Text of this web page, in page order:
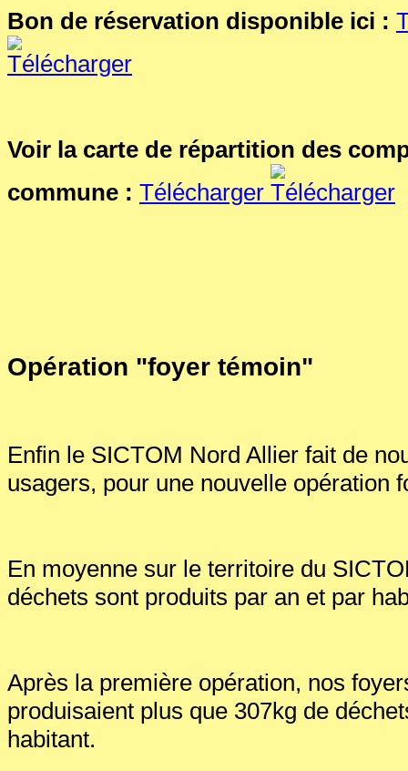
Bon de réservation disponible ici :
Voir la carte de répartition des
commune : Télécharger
Opération "foyer témoin"
Enfin le SICTOM Nord Allier fait de
usagers, pour une nouvelle opération
En moyenne sur le territoire du
déchets sont produits par an et par
Après la première opération, nos
produisaient plus que 307kg de
habitant.